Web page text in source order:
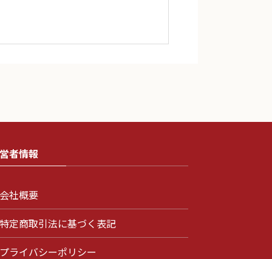
者情報
会社概要
特定商取引法に基づく表記
プライバシーポリシー